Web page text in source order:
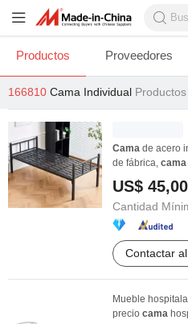
Productos Proveedores
166810 Cama Individual Productos
Cama de acero
de fábrica, cama
US$
Cantidad
Contactar
Mueble
precio cama